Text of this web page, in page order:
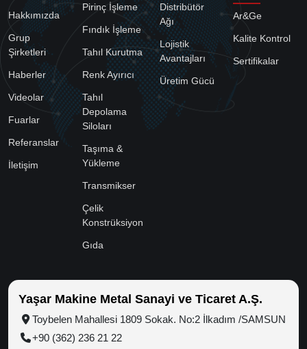
Hakkımızda
Grup
Şirketleri
Haberler
Videolar
Fuarlar
Referanslar
İletişim
Pirinç İşleme
Fındık İşleme
Tahıl Kurutma
Renk Ayırıcı
Tahıl
Depolama
Siloları
Taşıma &
Yükleme
Transmikser
Çelik
Konstrüksiyon
Gıda
Distribütör
Ağı
Lojistik
Avantajları
Üretim Gücü
Ar&Ge
Kalite Kontrol
Sertifikalar
Yaşar Makine Metal Sanayi ve Ticaret A.Ş.
Toybelen Mahallesi 1809 Sokak. No:2 İlkadım /SAMSUN
+90 (362) 236 21 22